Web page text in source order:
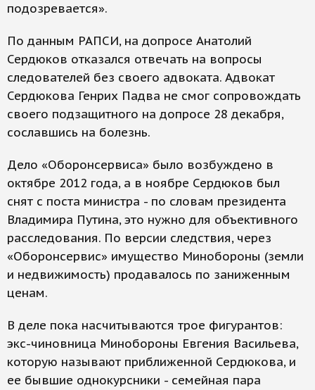
подозревается».
По данным РАПСИ, на допросе Анатолий
Сердюков отказался отвечать на вопросы
следователей без своего адвоката. Адвокат
Сердюкова Генрих Падва не смог сопровождать
своего подзащитного на допросе 28 декабря,
сославшись на болезнь.
Дело «Оборонсервиса» было возбуждено в
октябре 2012 года, а в ноябре Сердюков был
снят с поста министра - по словам президента
Владимира Путина, это нужно для объективного
расследования. По версии следствия, через
«Оборонсервис» имущество Минобороны (земли
и недвижимость) продавалось по заниженным
ценам.
В деле пока насчитываются трое фигурантов:
экс-чиновница Минобороны Евгения Васильева,
которую называют приближенной Сердюкова, и
ее бывшие однокурсники - семейная пара